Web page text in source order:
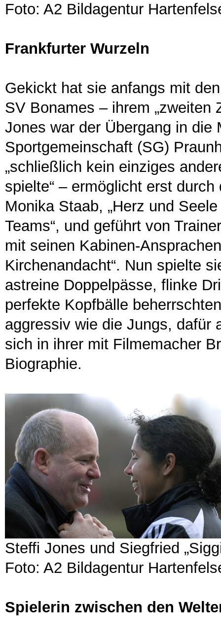
Foto: A2 Bildagentur
Frankfurter Wurzeln
Gekickt hat sie anfangs mit
SV Bonames – ihrem „zweiten
Jones war der Übergang in die
Sportgemeinschaft (SG)
„schließlich kein einziges
spielte“ – ermöglicht erst
Monika Staab, „Herz und
Teams“, und geführt von
mit seinen Kabinen-
Kirchenandacht“. Nun spielte
astreine Doppelpässe, flinke
perfekte Kopfbälle
aggressiv wie die Jungs, dafür
sich in ihrer mit Filmemacher
Biographie.
Steffi Jones und Siegfried
Foto: A2 Bildagentur
Spielerin zwischen den